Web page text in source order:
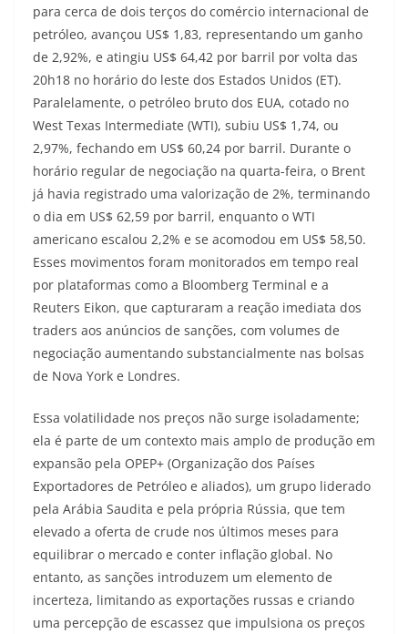
para cerca de dois terços do comércio internacional de
petróleo, avançou US$ 1,83, representando um ganho
de 2,92%, e atingiu US$ 64,42 por barril por volta das
20h18 no horário do leste dos Estados Unidos (ET).
Paralelamente, o petróleo bruto dos EUA, cotado no
West Texas Intermediate (WTI), subiu US$ 1,74, ou
2,97%, fechando em US$ 60,24 por barril. Durante o
horário regular de negociação na quarta-feira, o Brent
já havia registrado uma valorização de 2%, terminando
o dia em US$ 62,59 por barril, enquanto o WTI
americano escalou 2,2% e se acomodou em US$ 58,50.
Esses movimentos foram monitorados em tempo real
por plataformas como a Bloomberg Terminal e a
Reuters Eikon, que capturaram a reação imediata dos
traders aos anúncios de sanções, com volumes de
negociação aumentando substancialmente nas bolsas
de Nova York e Londres.
Essa volatilidade nos preços não surge isoladamente;
ela é parte de um contexto mais amplo de produção em
expansão pela OPEP+ (Organização dos Países
Exportadores de Petróleo e aliados), um grupo liderado
pela Arábia Saudita e pela própria Rússia, que tem
elevado a oferta de crude nos últimos meses para
equilibrar o mercado e conter inflação global. No
entanto, as sanções introduzem um elemento de
incerteza, limitando as exportações russas e criando
uma percepção de escassez que impulsiona os preços